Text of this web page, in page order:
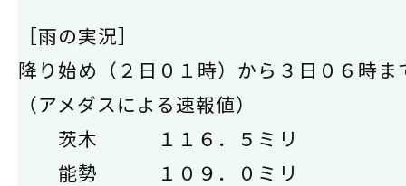
［雨の実況］
降り始め（２日０１時）から３日０６時ま
（アメダスによる速報値）
茨木 １１６．５ミリ
能勢 １０９．０ミリ